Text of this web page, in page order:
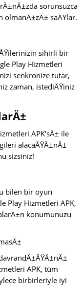
sorunsuzca
olmanÄ±zÄ± saÄŸlar.
sihirli bir
Play Hizmetleri
senkronize tutar,
zaman, istediÄŸiniz
APK'sÄ± ile
alacaÄŸÄ±nÄ±
sizsiniz!
bilen bir oyun
Play Hizmetleri APK,
konumunuzu
APK, tüm
birbirleriyle iyi